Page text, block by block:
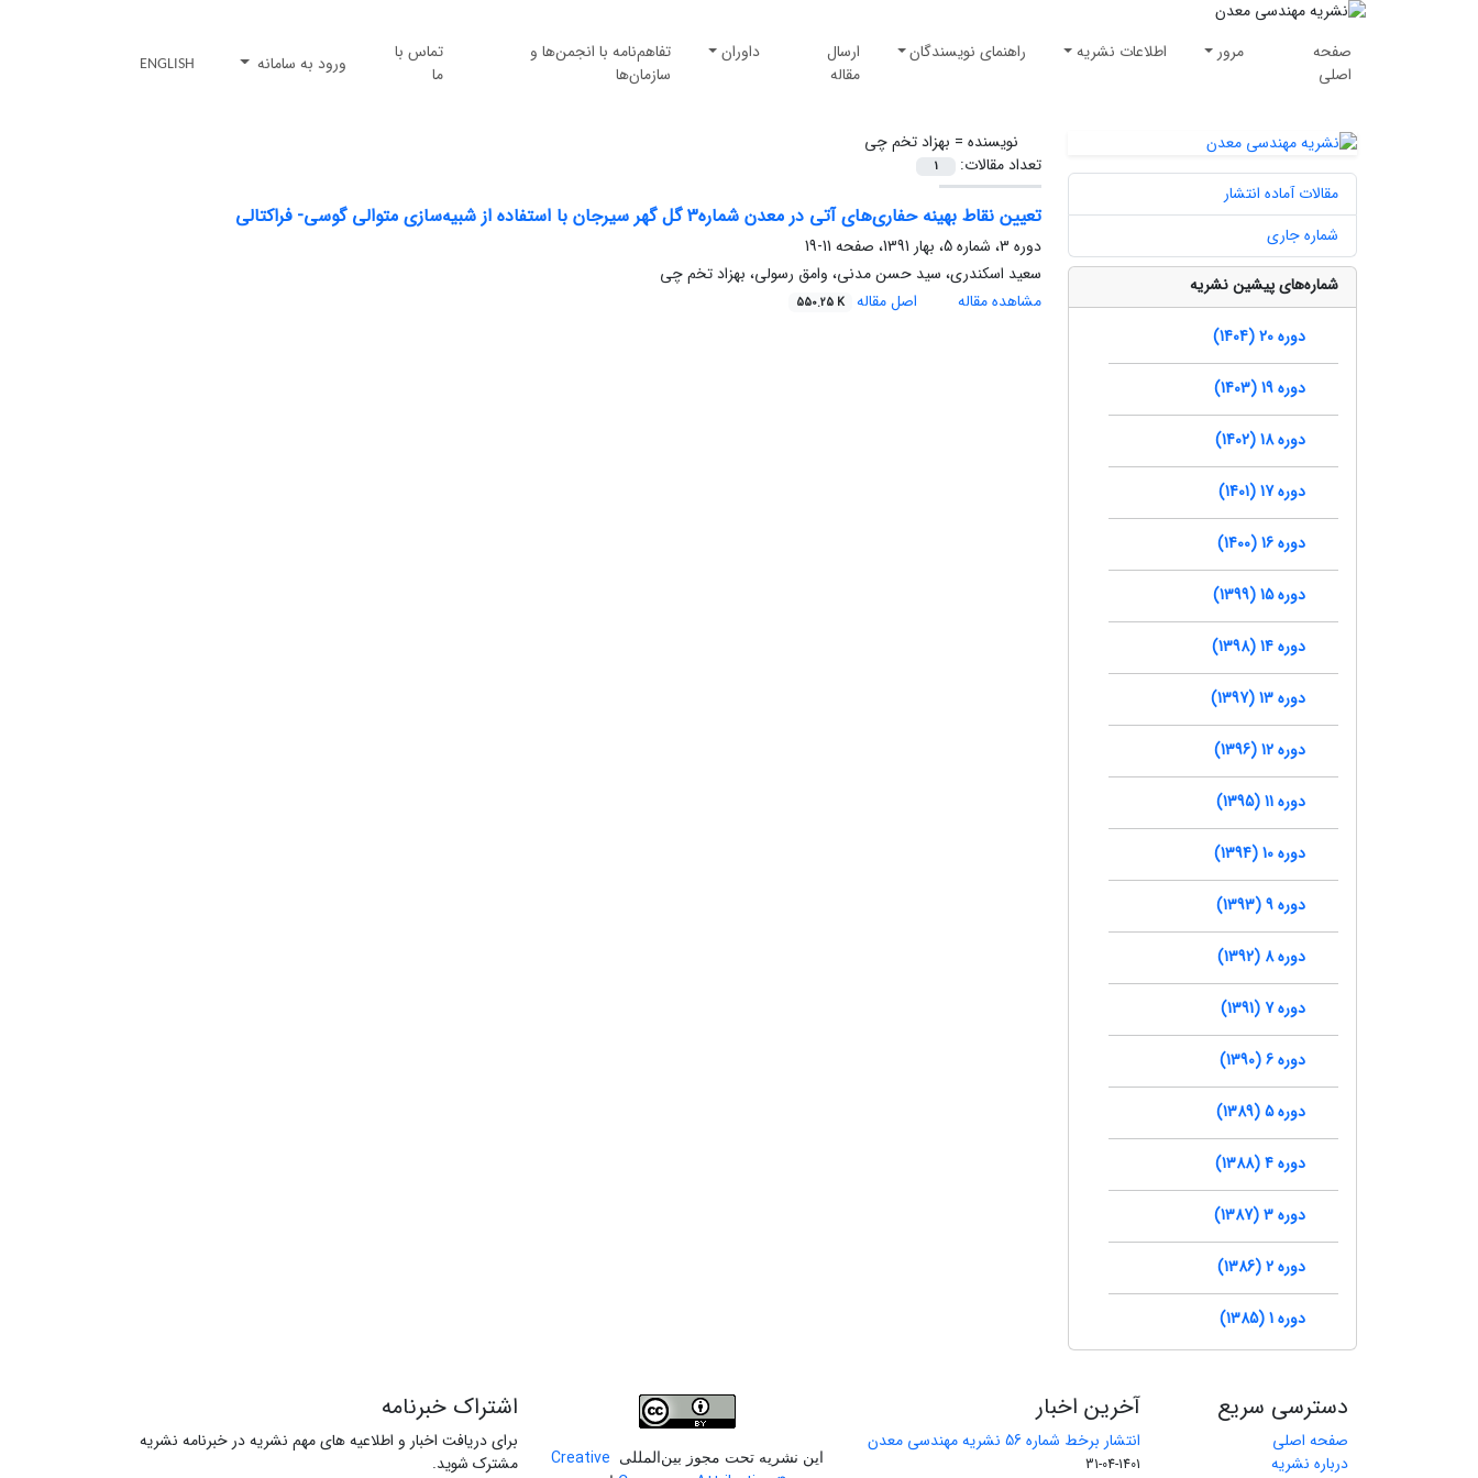
صفحه
اصلی
مرور اطلاعات نشریه راهنمای نویسندگان
ارسال
مقاله
داوران
تفاهم‌نامه با انجمن‌ها و
سازمان‌ها
تماس با
ما
ورود به سامانه ENGLISH
نویسنده = بهزاد تخم چی
تعداد مقالات:
1
تعیین نقاط بهینه حفاری‌های آتی در معدن شماره3 گل گهر سیرجان با استفاده از شبیه‌سازی متوالی گوسی- فراکتالی
دوره 3، شماره 5، بهار 1391، صفحه
11-19
سعید اسکندری، سید حسن مدنی، وامق رسولی، بهزاد تخم چی
مشاهده مقاله
اصل مقاله 550.25 K
مقالات آماده انتشار
شماره جاری
شماره‌های پیشین نشریه
دوره 20 (1404)
دوره 19 (1403)
دوره 18 (1402)
دوره 17 (1401)
دوره 16 (1400)
دوره 15 (1399)
دوره 14 (1398)
دوره 13 (1397)
دوره 12 (1396)
دوره 11 (1395)
دوره 10 (1394)
دوره 9 (1393)
دوره 8 (1392)
دوره 7 (1391)
دوره 6 (1390)
دوره 5 (1389)
دوره 4 (1388)
دوره 3 (1387)
دوره 2 (1386)
دوره 1 (1385)
دسترسی سریع
صفحه اصلی
درباره نشریه
آخرین اخبار
انتشار برخط شماره 56 نشریه مهندسی معدن
1401-04-31 این نشریه تحت مجوز بین‌المللی
Creative
اشتراک خبرنامه
برای دریافت اخبار و اطلاعیه های مهم نشریه در خبرنامه نشریه
مشترک شوید.